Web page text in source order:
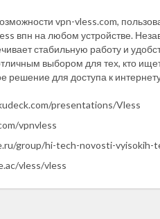
vpn-vless.com,
впн на любом устройстве.
стабильную работу и
выбором для тех, кто
решение для доступа к
presentations/Vless
vpnvless
group/hi-tech-novosti-vyisokih-
vless/vless